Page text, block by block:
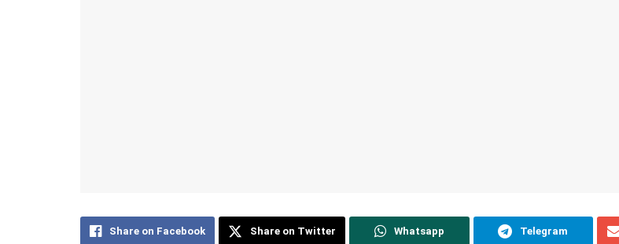
Share on Facebook Share on Twitter Whatsapp Telegram